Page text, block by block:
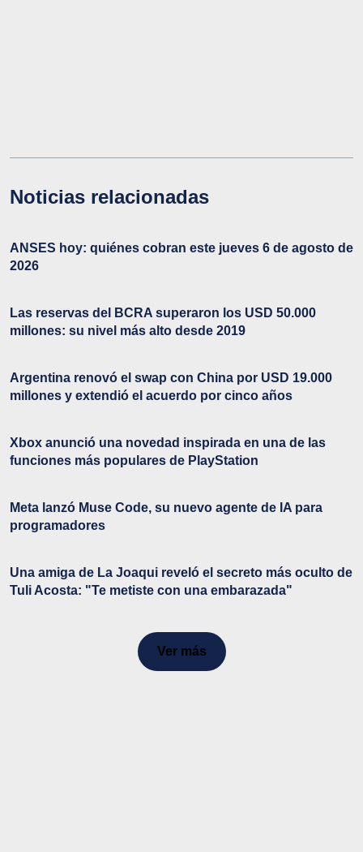
Noticias relacionadas
ANSES hoy: quiénes cobran este jueves 6 de agosto de
2026
Las reservas del BCRA superaron los USD 50.000
millones: su nivel más alto desde 2019
Argentina renovó el swap con China por USD 19.000
millones y extendió el acuerdo por cinco años
Xbox anunció una novedad inspirada en una de las
funciones más populares de PlayStation
Meta lanzó Muse Code, su nuevo agente de IA para
programadores
Una amiga de La Joaqui reveló el secreto más oculto de
Tuli Acosta: "Te metiste con una embarazada"
Ver más